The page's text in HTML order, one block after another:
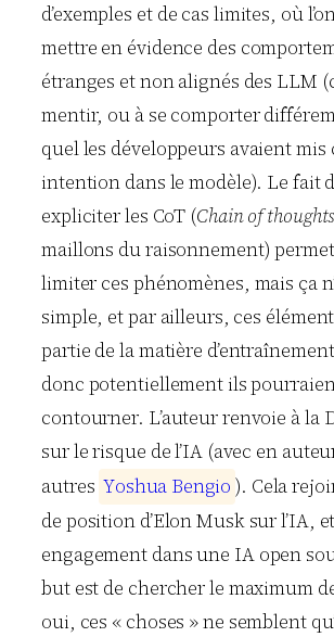
d’exemples et de cas limites, où
mettre en évidence des
étranges et non alignés des LLM
mentir, ou à se comporter
quel les développeurs avaient mis
intention dans le modèle). Le fait
expliciter les CoT (Chain of thoughts
maillons du raisonnement)
limiter ces phénomènes, mais ça
simple, et par ailleurs, ces
partie de la matière
donc potentiellement ils
contourner. L’auteur renvoie à la
sur le risque de l’IA (avec en
autres Yoshua Bengio ). Cela
de position d’Elon Musk sur l’IA,
engagement dans une IA open
but est de chercher le maximum
oui, ces « choses » ne semblent